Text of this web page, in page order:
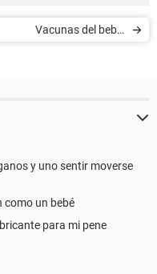
Vacunas del bebé:
y uno sentir moverse
como un bebé
para mi pene